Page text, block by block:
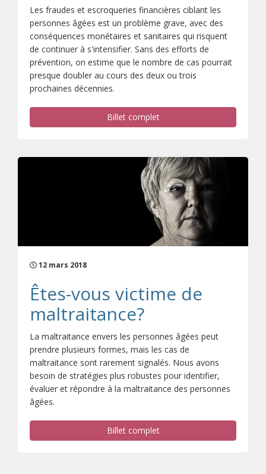
Les fraudes et escroqueries financières ciblant les
personnes âgées est un problème grave, avec des
conséquences monétaires et sanitaires qui risquent
de continuer à s'intensifier. Sans des efforts de
prévention, on estime que le nombre de cas pourrait
presque doubler au cours des deux ou trois
prochaines décennies.
Billet complet
12 mars 2018
Êtes-vous victime de
maltraitance?
La maltraitance envers les personnes âgées peut
prendre plusieurs formes, mais les cas de
maltraitance sont rarement signalés. Nous avons
besoin de stratégies plus robustes pour identifier,
évaluer et répondre à la maltraitance des personnes
âgées.
Billet complet